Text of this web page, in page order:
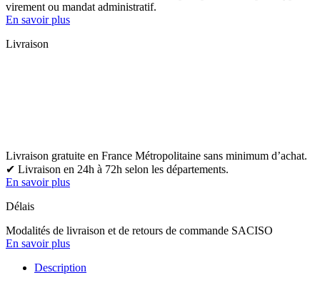
virement ou mandat administratif.
En savoir plus
Livraison
Livraison gratuite en France Métropolitaine sans minimum d’achat.
✔ Livraison en 24h à 72h selon les départements.
En savoir plus
Délais
Modalités de livraison et de retours de commande SACISO
En savoir plus
Description